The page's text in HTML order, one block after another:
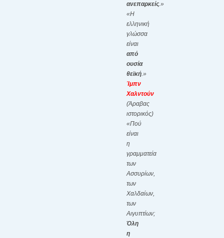
ανεπαρκείς.»
«Η
ελληνική
γλώσσα
είναι
από
ουσία
θεϊκή.»
Ίμπν
Χαλντούν
(Άραβας
ιστορικός)
«Πού
είναι
η
γραμματεία
των
Ασσυρίων,
των
Χαλδαίων,
των
Αιγυπτίων;
Όλη
η